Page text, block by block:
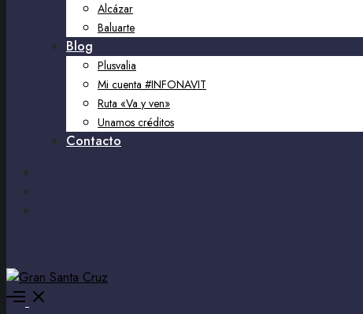
Alcázar
Baluarte
Blog
Plusvalia
Mi cuenta #INFONAVIT
Ruta «Va y ven»
Unamos créditos
Contacto